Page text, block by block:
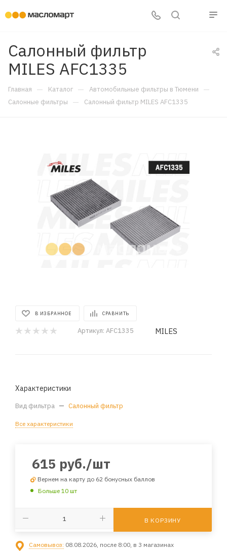
Салонный фильтр
MILES AFC1335
Главная — Каталог — Автомобильные фильтры в Тюмени —
Салонные фильтры — Салонный фильтр MILES AFC1335
В ИЗБРАННОЕ СРАВНИТЬ
Артикул: AFC1335 MILES
Характеристики
Вид фильтра — Салонный фильтр
Все характеристики
615 руб./шт
Вернем на карту до 62 бонусных баллов
Больше 10 шт
В КОРЗИНУ
Самовывоз: 08.08.2026, после 8:00, в 3 магазинах